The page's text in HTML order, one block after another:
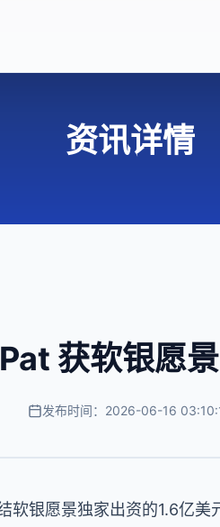
资讯详情
获软银愿
发布时间：2026-06-16
软银愿景独家出资的1.6亿